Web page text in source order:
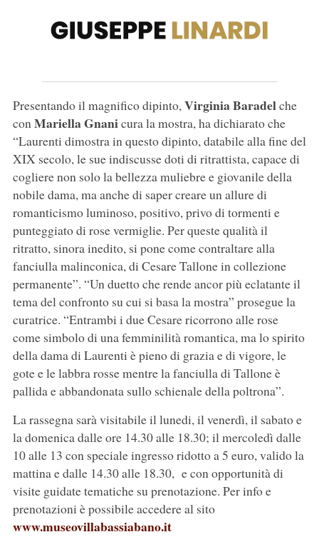
Presentando il magnifico dipinto,Virginia Baradelche
conMariella Gnanicura la mostra, ha dichiarato che
“Laurenti dimostra in questo dipinto, databile alla fine del
XIX secolo, le sue indiscusse doti di ritrattista, capace di
cogliere non solo la bellezza muliebre e giovanile della
nobile dama, ma anche di saper creare un allure di
romanticismo luminoso, positivo, privo di tormenti e
punteggiato di rose vermiglie. Per queste qualità il
ritratto, sinora inedito, si pone come contraltare alla
fanciulla malinconica, di Cesare Tallone in collezione
permanente”. “Un duetto che rende ancor più eclatante il
tema del confronto su cui si basa la mostra” prosegue la
curatrice. “Entrambi i due Cesare ricorrono alle rose
come simbolo di una femminilità romantica, ma lo spirito
della dama di Laurenti è pieno di grazia e di vigore, le
gote e le labbra rosse mentre la fanciulla di Tallone è
pallida e abbandonata sullo schienale della poltrona”.
La rassegna sarà visitabile il lunedi, il venerdì, il sabato e
la domenica dalle ore 14.30 alle 18.30; il mercoledì dalle
10 alle 13 con speciale ingresso ridotto a 5 euro, valido la
mattina e dalle 14.30 alle 18.30, e con opportunità di
visite guidate tematiche su prenotazione. Per info e
prenotazioni è possibile accedere al sito
www.museovillabassiabano.it